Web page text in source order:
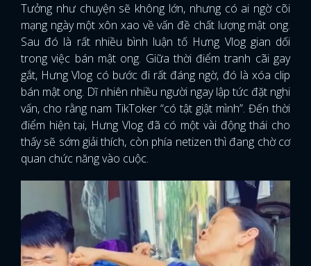
Tưởng như chuyện sẽ không lớn, nhưng có ai ngờ cõi
mạng ngày một xôn xao về vấn đề chất lượng mật ong.
Sau đó là rất nhiều bình luận tố Hưng Vlog gian dối
trong việc bán mật ong. Giữa thời điểm tranh cãi gay
gắt, Hưng Vlog có bước đi rất đáng ngờ, đó là xóa clip
bán mật ong. Dĩ nhiên nhiều người ngay lập tức đặt nghi
vấn, cho rằng nam TikToker “có tật giật mình”. Đến thời
điểm hiện tại, Hưng Vlog đã có một vài động thái cho
thấy sẽ sớm giải thích, còn phía netizen thì đang chờ cơ
quan chức năng vào cuộc.